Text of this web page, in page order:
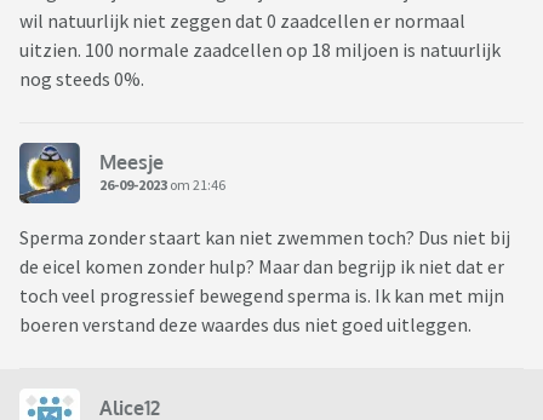
wil natuurlijk niet zeggen dat 0 zaadcellen er normaal
uitzien. 100 normale zaadcellen op 18 miljoen is natuurlijk
nog steeds 0%.
Meesje
26-09-2023 om 21:46
Sperma zonder staart kan niet zwemmen toch? Dus niet bij
de eicel komen zonder hulp? Maar dan begrijp ik niet dat er
toch veel progressief bewegend sperma is. Ik kan met mijn
boeren verstand deze waardes dus niet goed uitleggen.
Alice12